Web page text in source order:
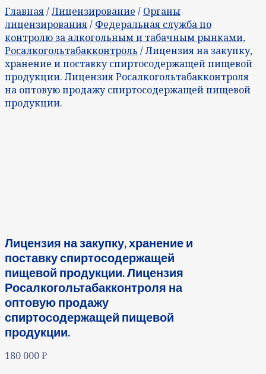
Главная/Лицензирование / Органы
лицензирования/ Федеральная служба по
контролю за алкогольным и табачным рынками,
Росалкогольтабакконтроль / Лицензия на закупку,
хранение и поставку спиртосодержащей пищевой
продукции. Лицензия Росалкогольтабакконтроля
на оптовую продажу спиртосодержащей пищевой
продукции.
Лицензия на закупку, хранение и
поставку спиртосодержащей
пищевой продукции. Лицензия
Росалкогольтабакконтроля на
оптовую продажу
спиртосодержащей пищевой
продукции.
180 000₽